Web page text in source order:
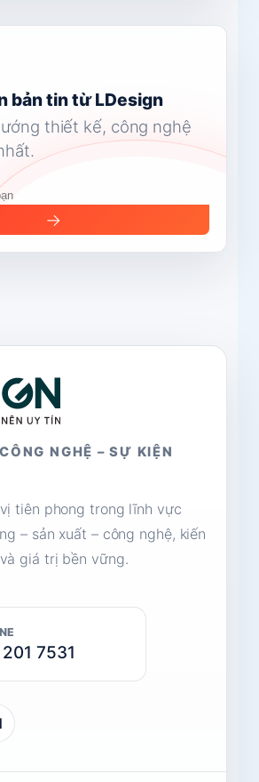
bản tin từ LDesign
thiết kế, công nghệ
→
NGHỆ – SỰ KIỆN
tiên phong trong lĩnh vực
– sản xuất – công nghệ, kiến
giá trị bền vững.
7531